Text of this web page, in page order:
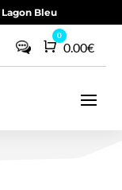
Lagon Bleu
Panier
0
0.00€